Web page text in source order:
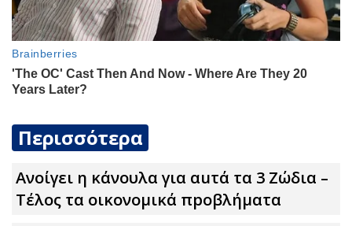
Περισσότερα
Ανοίγει η κάνουλα για αuτά τα 3 Zώδια –
Τέλος τα οικονομικά πpοβλήματα